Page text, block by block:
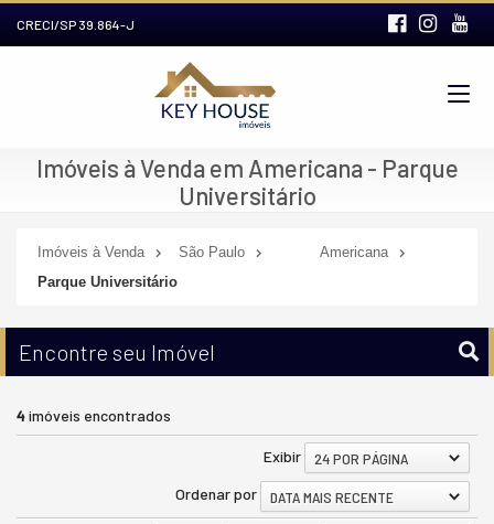
CRECI/SP 39.864-J
Imóveis à Venda em Americana - Parque
Universitário
Imóveis à Venda São Paulo
Americana
Parque Universitário
Encontre seu Imóvel
4imóveis encontrados
Exibir
24 POR PÁGINA
Ordenar por
DATA MAIS RECENTE